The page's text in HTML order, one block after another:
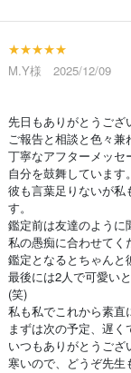
★★★★★
M.Y様 2025/12/09
先日もありがとうござ
ご報告と相談と色々兼
丁寧なアフターメッセ
自分を鼓舞しています。
彼も言葉足りないが私
す。
鑑定前は友達のように
私の愚痴に合わせてく
鑑定となるとちゃんと
最後には2人で可愛い
(笑)
私も私でこれから素直
まずは次の予定、遅く
いつもありがとうござ
寒いので、どうぞ先生